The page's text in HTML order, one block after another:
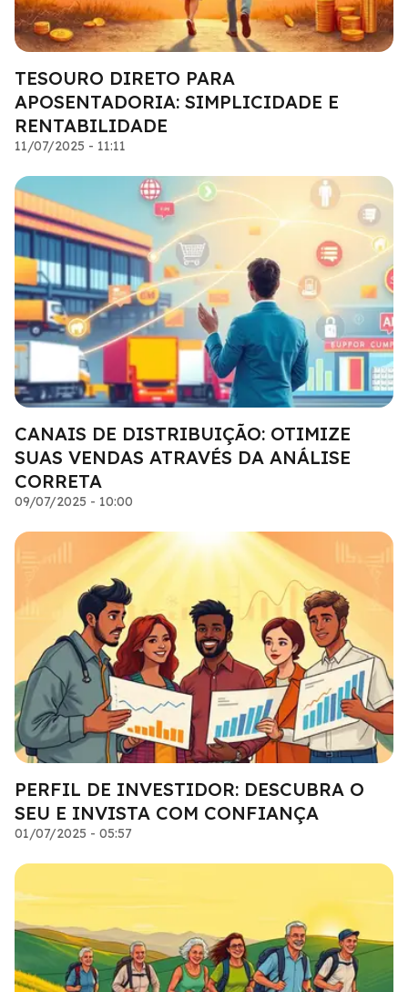
TESOURO DIRETO PARA
APOSENTADORIA: SIMPLICIDADE E
RENTABILIDADE
11/07/2025 - 11:11
CANAIS DE DISTRIBUIÇÃO: OTIMIZE
SUAS VENDAS ATRAVÉS DA ANÁLISE
CORRETA
09/07/2025 - 10:00
PERFIL DE INVESTIDOR: DESCUBRA O
SEU E INVISTA COM CONFIANÇA
01/07/2025 - 05:57